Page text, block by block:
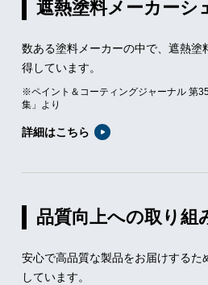
遮熱塗料メーカーシ
数ある塗料メーカーの中で、遮熱塗
得しています。
※ペイント＆コーティングジャーナル 第
集」より
詳細はこちら
品質向上への取り組
安心で高品質な製品をお届けするた
しています。